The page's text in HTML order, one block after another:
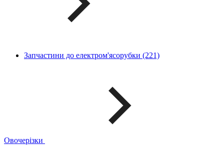
Запчастини до електром'ясорубки (221)
Овочерізки